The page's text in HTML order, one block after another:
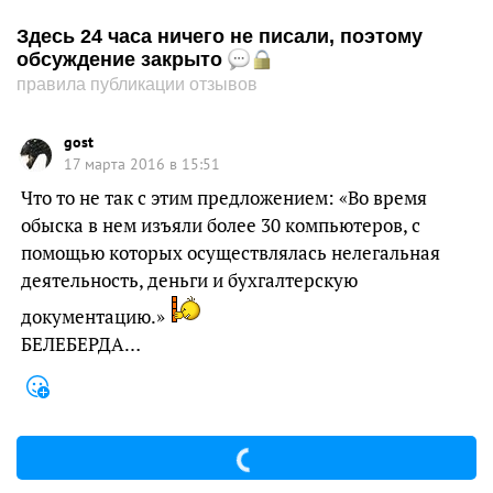
Здесь 24 часа ничего не писали, поэтому
обсуждение закрыто
правила публикации отзывов
gost
17 марта 2016 в 15:51
Что то не так с этим предложением: «Во время
обыска в нем изъяли более 30 компьютеров, с
помощью которых осуществлялась нелегальная
деятельность, деньги и бухгалтерскую
документацию.»
БЕЛЕБЕРДА…